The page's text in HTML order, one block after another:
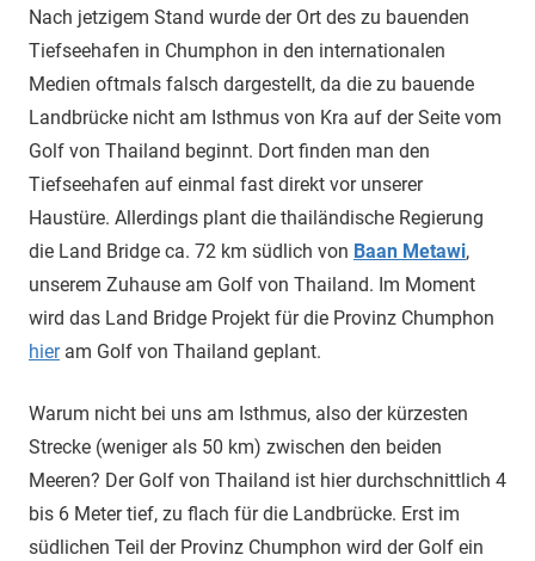
Nach jetzigem Stand wurde der Ort des zu bauenden
Tiefseehafen in Chumphon in den internationalen
Medien oftmals falsch dargestellt, da die zu bauende
Landbrücke nicht am Isthmus von Kra auf der Seite vom
Golf von Thailand beginnt. Dort finden man den
Tiefseehafen auf einmal fast direkt vor unserer
Haustüre. Allerdings plant die thailändische Regierung
die Land Bridge ca. 72 km südlich von Baan Metawi,
unserem Zuhause am Golf von Thailand. Im Moment
wird das Land Bridge Projekt für die Provinz Chumphon
hieram Golf von Thailand geplant.
Warum nicht bei uns am Isthmus, also der kürzesten
Strecke (weniger als 50 km) zwischen den beiden
Meeren? Der Golf von Thailand ist hier durchschnittlich 4
bis 6 Meter tief, zu flach für die Landbrücke. Erst im
südlichen Teil der Provinz Chumphon wird der Golf ein